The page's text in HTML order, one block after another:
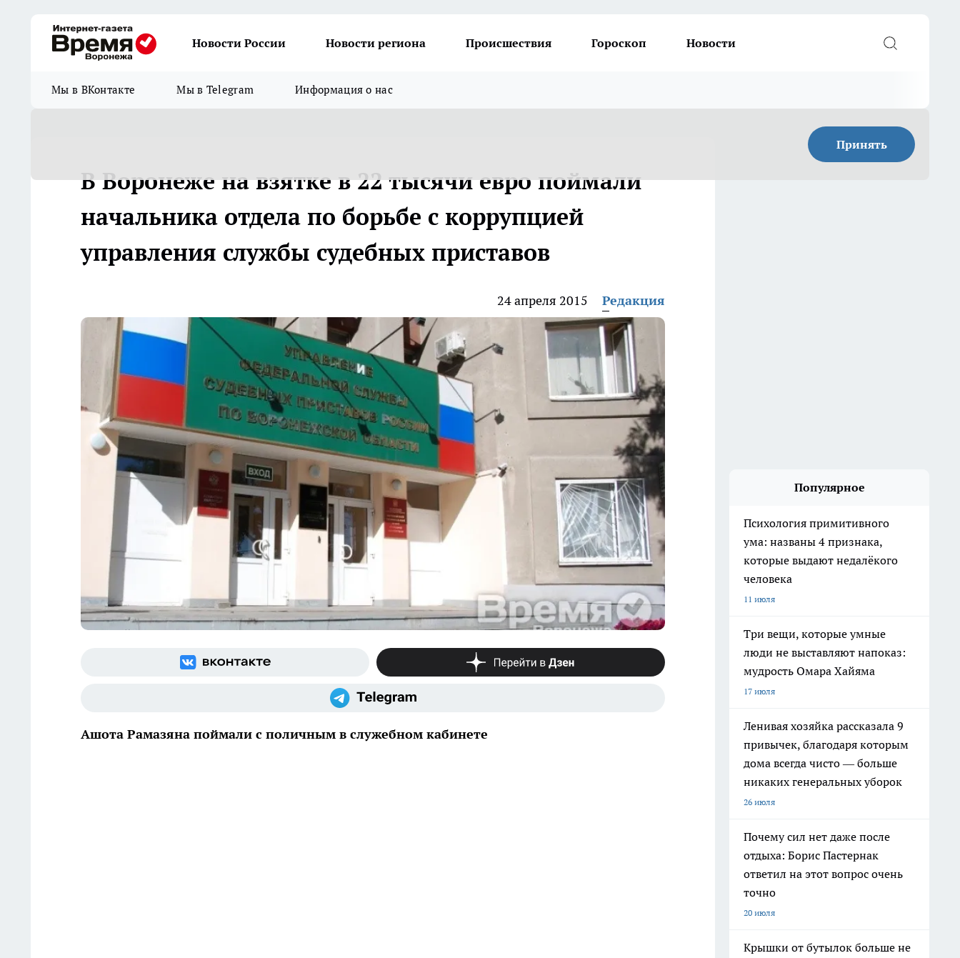
Новости России Новости региона Происшествия Гороскоп Новости
Мы в ВКонтакте Мы в Telegram Информация о нас
Принять
В Воронеже на взятке в 22 тысячи евро поймали
начальника отдела по борьбе с коррупцией
управления службы судебных приставов
24 апреля 2015 Редакция
Ашота Рамазяна поймали с поличным в служебном кабинете
Популярное
Психология примитивного
ума: названы 4 признака,
которые выдают недалёкого
человека
11 июля
Три вещи, которые умные
люди не выставляют напоказ:
мудрость Омара Хайяма
17 июля
Ленивая хозяйка рассказала 9
привычек, благодаря которым
дома всегда чисто — больше
никаких генеральных уборок
26 июля
Почему сил нет даже после
отдыха: Борис Пастернак
ответил на этот вопрос очень
точно
20 июля
Крышки от бутылок больше не